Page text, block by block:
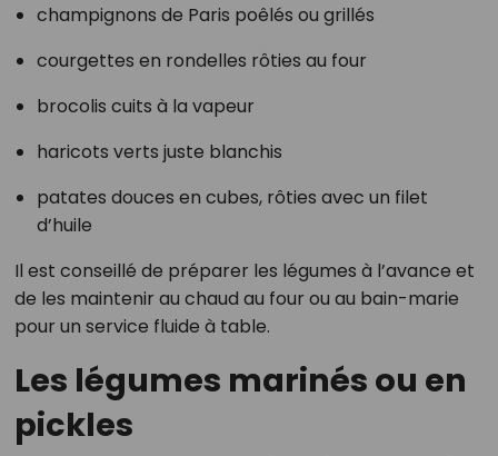
champignons de Paris poêlés ou grillés
courgettes en rondelles rôties au four
brocolis cuits à la vapeur
haricots verts juste blanchis
patates douces en cubes, rôties avec un filet
d’huile
Il est conseillé de préparer les légumes à l’avance et
de les maintenir au chaud au four ou au bain-marie
pour un service fluide à table.
Les légumes marinés ou en
pickles